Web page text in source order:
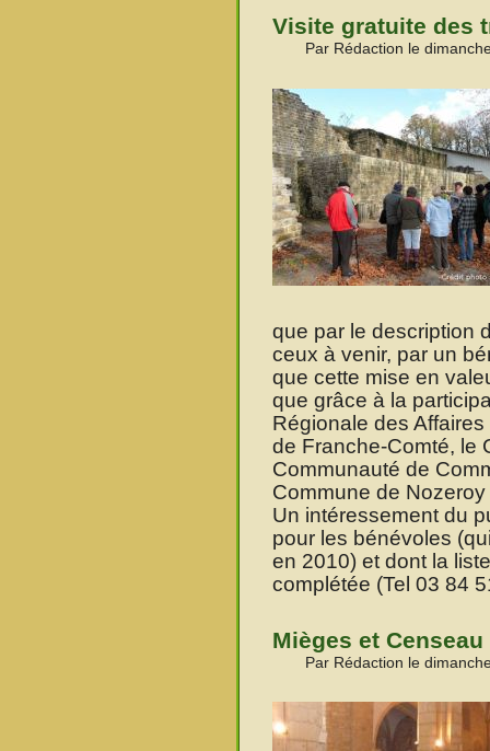
Visite gratuite des
Par Rédaction le
que par le description
ceux à venir, par un
que cette mise en
que grâce à la
Régionale des
de Franche-Comté, le
Communauté de
Commune de
Un intéressement du
pour les bénévoles
en 2010) et dont la
complétée (Tel 03 84
Mièges et Censeau
Par Rédaction le